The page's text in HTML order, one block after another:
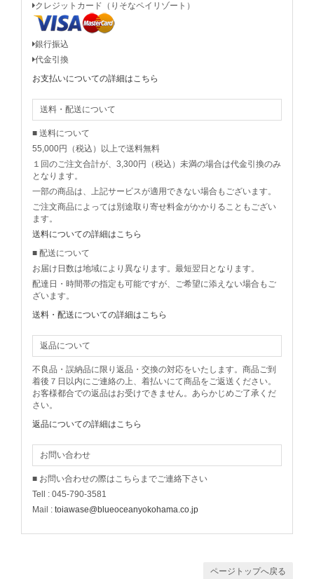
クレジットカード（りそなペイリゾート）
銀行振込
代金引換
お支払いについての詳細はこちら
送料・配送について
■ 送料について
55,000円（税込）以上で送料無料
１回のご注文合計が、3,300円（税込）未満の場合は代金引換のみ
となります。
一部の商品は、上記サービスが適用できない場合もございます。
ご注文商品によっては別途取り寄せ料金がかかりることもござい
ます。
送料についての詳細はこちら
■ 配送について
お届け日数は地域により異なります。最短翌日となります。
配達日・時間帯の指定も可能ですが、ご希望に添えない場合もご
ざいます。
送料・配送についての詳細はこちら
返品について
不良品・誤納品に限り返品・交換の対応をいたします。商品ご到
着後７日以内にご連絡の上、着払いにて商品をご返送ください。
お客様都合での返品はお受けできません。あらかじめご了承くだ
さい。
返品についての詳細はこちら
お問い合わせ
■ お問い合わせの際はこちらまでご連絡下さい
Tell : 045-790-3581
Mail : toiawase@blueoceanyokohama.co.jp
ページトップへ戻る